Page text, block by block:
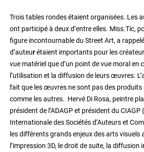
Trois tables rondes étaient organisées. Les
ont participé à deux d’entre elles. Miss.Tic,
figure incontournable du Street Art, a
d’auteurétaient importants pour les
vue matériel que d’un point de vue moral en
l’utilisation et la diffusion de leurs œuvres.
fait que les œuvres ne sont pas des
comme les autres. Hervé Di Rosa, peintre
président de l’ADAGP et président du
Internationale des Sociétés d’Auteurs et
les différents grands enjeux des arts visuels
l’impression 3D, le droit de suite, la diffusion